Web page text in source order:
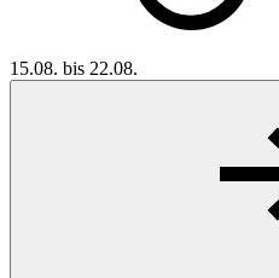
15.08. bis 22.08.